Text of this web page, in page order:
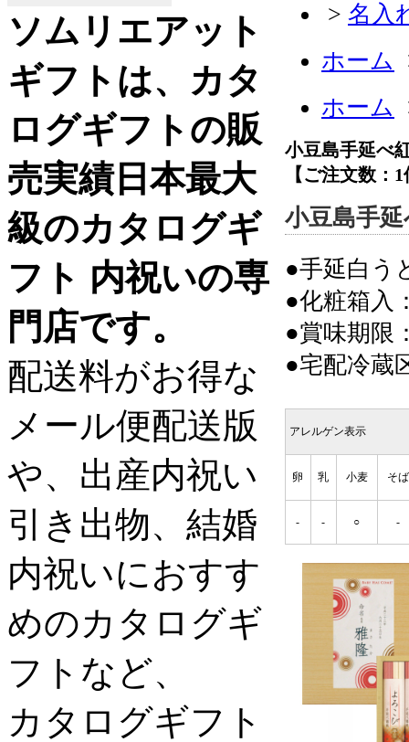
> 名入
ホーム
ホーム
小豆島手延べ
【ご注文数：
小豆島手
●手延白う
●化粧箱入
●賞味期限
●宅配冷蔵
アレルゲン表示
卵 乳 小麦 そば
- - ○ -
ソムリエアット
ギフトは、カタ
ログギフトの販
売実績日本最大
級のカタログギ
フト 内祝いの専
門店です。
配送料がお得な
メール便配送版
や、出産内祝い
引き出物、結婚
内祝いにおすす
めのカタログギ
フトなど、
カタログギフト